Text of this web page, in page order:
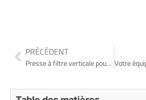
PRÉCÉDENT
Presse à filtre verticale pour la séparation des terres rares: maximiser la récupération en hydrométallurgie